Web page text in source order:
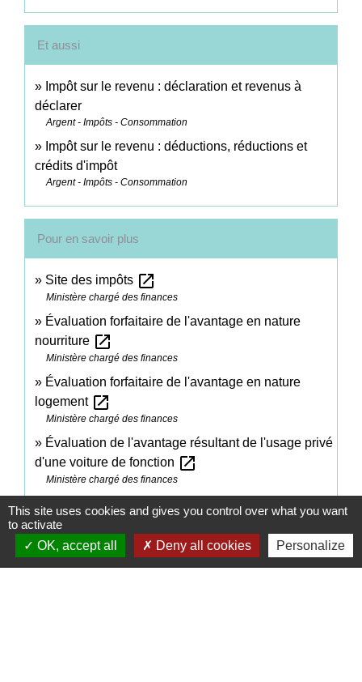
Et aussi
Impôt sur le revenu : déclaration et revenus à
déclarer
Argent - Impôts - Consommation
Impôt sur le revenu : déductions, réductions et
crédits d'impôt
Argent - Impôts - Consommation
Pour en savoir plus
Site des impôts open_in_new
Ministère chargé des finances
Évaluation forfaitaire de l'avantage en nature
nourriture open_in_new
Ministère chargé des finances
Évaluation forfaitaire de l'avantage en nature
logement open_in_new
Ministère chargé des finances
Évaluation de l'avantage résultant de l'usage privé
d'une voiture de fonction open_in_new
Ministère chargé des finances
Brochure pratique 2023 - Déclaration des revenus
de 2022
Ministère chargé des finances
This site uses cookies and gives you control over what you want
to activate
OK, accept all
Deny all cookies Personalize